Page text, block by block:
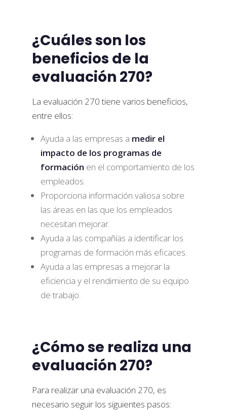
¿Cuáles son los
beneficios de la
evaluación 270?
La evaluación 270 tiene varios beneficios,
entre ellos:
Ayuda a las empresas a medir el
impacto de los programas de
formación en el comportamiento de los
empleados.
Proporciona información valiosa sobre
las áreas en las que los empleados
necesitan mejorar.
Ayuda a las compañías a identificar los
programas de formación más eficaces.
Ayuda a las empresas a mejorar la
eficiencia y el rendimiento de su equipo
de trabajo.
¿Cómo se realiza una
evaluación 270?
Para realizar una evaluación 270, es
necesario seguir los siguientes pasos: